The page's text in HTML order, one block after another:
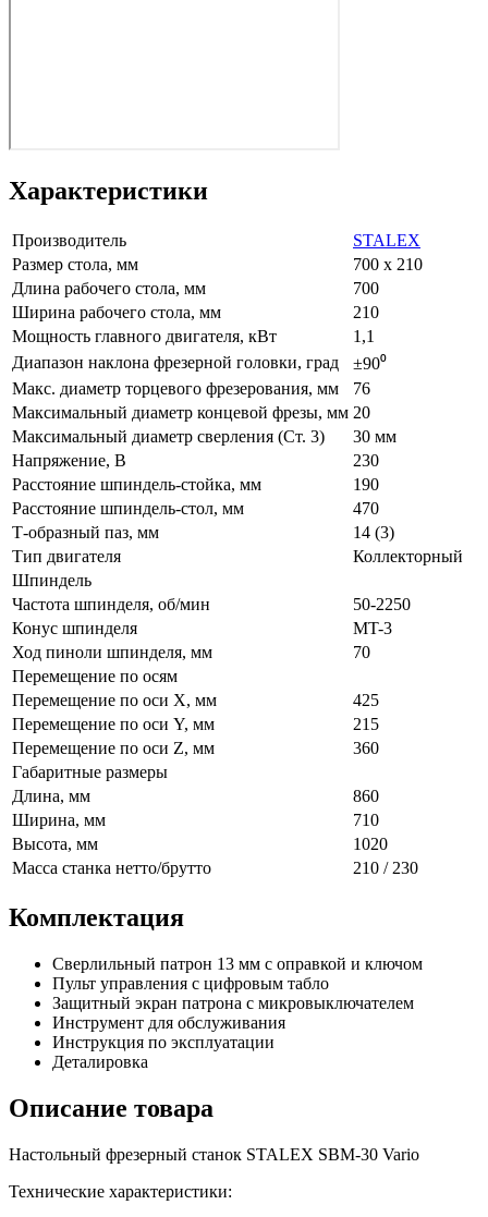
Характеристики
Производитель
STALEX
Размер стола, мм
700 x 210
Длина рабочего стола, мм
700
Ширина рабочего стола, мм
210
Мощность главного двигателя, кВт
1,1
Диапазон наклона фрезерной головки, град
±90⁰
Макс. диаметр торцевого фрезерования, мм
76
Максимальный диаметр концевой фрезы, мм 20
Максимальный диаметр сверления (Ст. 3)
30 мм
Напряжение, В
230
Расстояние шпиндель-стойка, мм
190
Расстояние шпиндель-стол, мм
470
Т-образный паз, мм
14 (3)
Тип двигателя
Коллекторный
Шпиндель
Частота шпинделя, об/мин
50-2250
Конус шпинделя
MT-3
Ход пиноли шпинделя, мм
70
Перемещение по осям
Перемещение по оси X, мм
425
Перемещение по оси Y, мм
215
Перемещение по оси Z, мм
360
Габаритные размеры
Длина, мм
860
Ширина, мм
710
Высота, мм
1020
Масса станка нетто/брутто
210 / 230
Комплектация
Сверлильный патрон 13 мм с оправкой и ключом
Пульт управления с цифровым табло
Защитный экран патрона с микровыключателем
Инструмент для обслуживания
Инструкция по эксплуатации
Деталировка
Описание товара
Настольный фрезерный станок STALEX SBM-30 Vario
Технические характеристики: